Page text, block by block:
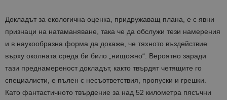
Докладът за екологична оценка, придружаващ плана, е с явни
признаци на натаманяване, така че да обслужи тези намерения
и в наукообразна форма да докаже, че тяхното въздействие
върху околната среда би било „нищожно“. Вероятно заради
тази преднамереност докладът, както твърдят четящите го
специалисти, е пълен с несъответствия, пропуски и грешки.
Като фантастичното твърдение за над 52 километра пясъчни